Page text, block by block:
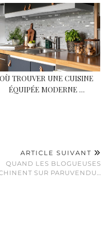
OÙ TROUVER UNE CUISINE
ÉQUIPÉE MODERNE …
ARTICLE SUIVANT
QUAND LES BLOGUEUSES
SUR PARUVENDU…